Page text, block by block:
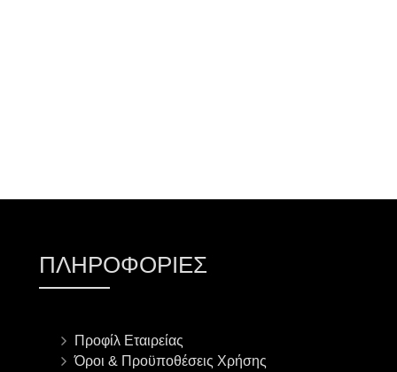
ΠΛΗΡΟΦΟΡΊΕΣ
Προφίλ Εταιρείας
Όροι & Προϋποθέσεις Χρήσης